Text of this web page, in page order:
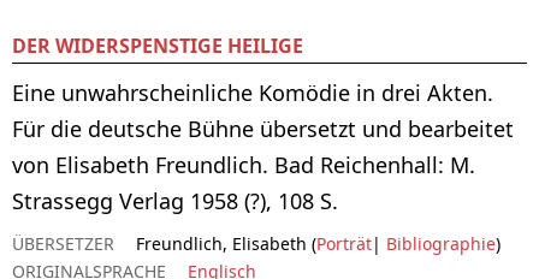
DER WIDERSPENSTIGE HEILIGE
Eine unwahrscheinliche Komödie in drei Akten.
Für die deutsche Bühne übersetzt und bearbeitet
von Elisabeth Freundlich. Bad Reichenhall: M.
Strassegg Verlag 1958 (?), 108 S.
ÜBERSETZER Freundlich, Elisabeth (Porträt| Bibliographie)
ORIGINALSPRACHE
Englisch